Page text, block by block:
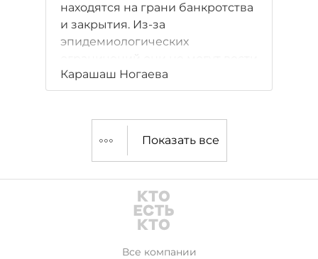
находятся на грани банкротства
и закрытия. Из-за
эпидемиологических
свою деятельность, при этом и
на государственные субсидии и
приходится: многие не смогли
получить помощь из-за
несоответствия по ОКВЭД
отраслям, которые официально
пострадали из-за коронавируса.
Владельцы бизнеса пишут
губернатору Александру
Беглову письма с надеждой, что
Карашаш Ногаева
Показать все
Все компании